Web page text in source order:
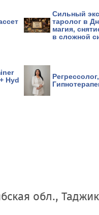
Сильный
таролог в
магия,
в сложной
Hyd
обл.,